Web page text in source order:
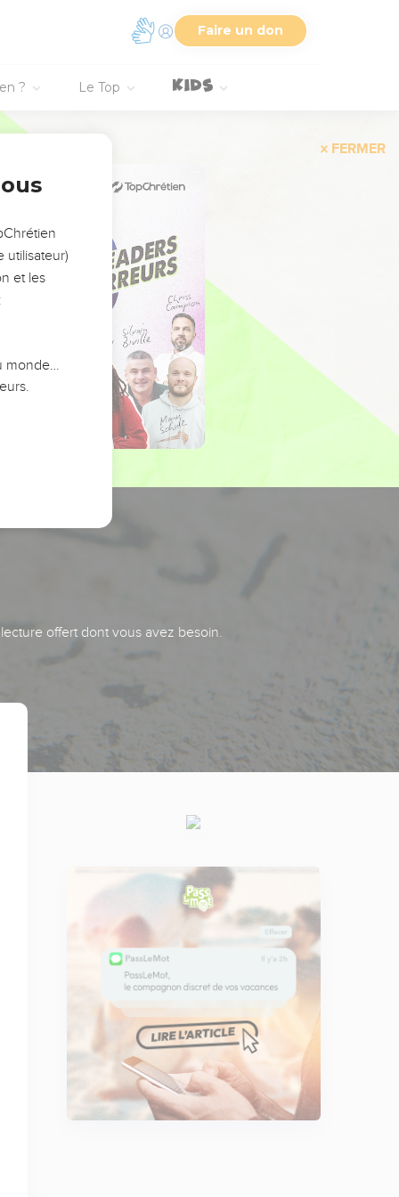
Faire un don
? Le Top
FERMER
offert dont vous avez besoin.
utilisateur)
et les
monde…